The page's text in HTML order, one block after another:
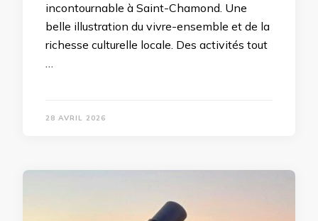
incontournable à Saint-Chamond. Une
belle illustration du vivre-ensemble et de la
richesse culturelle locale. Des activités tout
…
28 AVRIL 2026